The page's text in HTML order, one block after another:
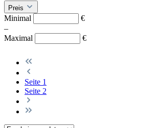
Preis
Minimal
€
–
Maximal
€
Seite 1
Seite 2